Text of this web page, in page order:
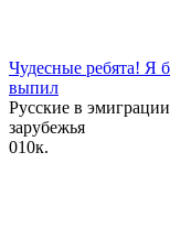
Чудесные ребята! Я
выпил
Русские в
зарубежья
010к.